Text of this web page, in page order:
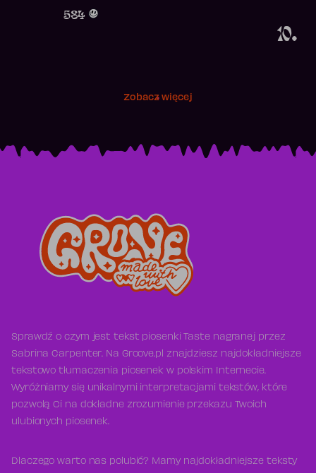
10.
584
Zobacz więcej
Sprawdź o czym jest tekst piosenki Taste nagranej przez
Sabrina Carpenter. Na Groove.pl znajdziesz najdokładniejsze
tekstowo tłumaczenia piosenek w polskim Internecie.
Wyróżniamy się unikalnymi interpretacjami tekstów, które
pozwolą Ci na dokładne zrozumienie przekazu Twoich
ulubionych piosenek.
Dlaczego warto nas polubić? Mamy najdokładniejsze teksty